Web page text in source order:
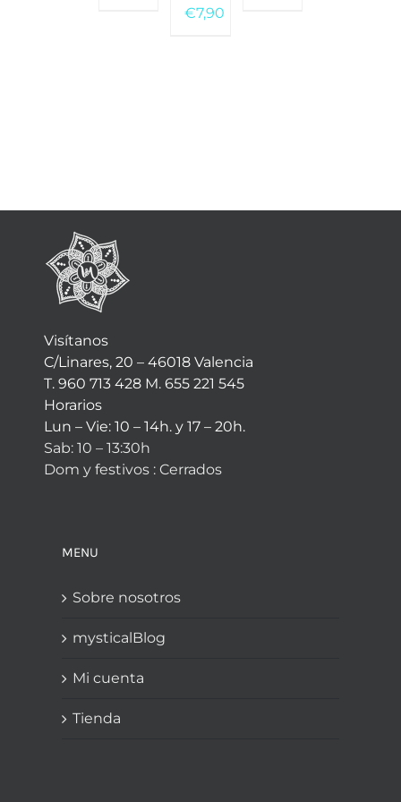
€7,90
Visítanos
C/Linares, 20 – 46018 Valencia
T. 960 713 428 M. 655 221 545
Horarios
Lun – Vie: 10 – 14h. y 17 – 20h.
Sab: 10 – 13:30h
Dom y festivos : Cerrados
MENU
Sobre nosotros
mysticalBlog
Mi cuenta
Tienda